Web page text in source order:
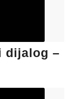
dijalog –